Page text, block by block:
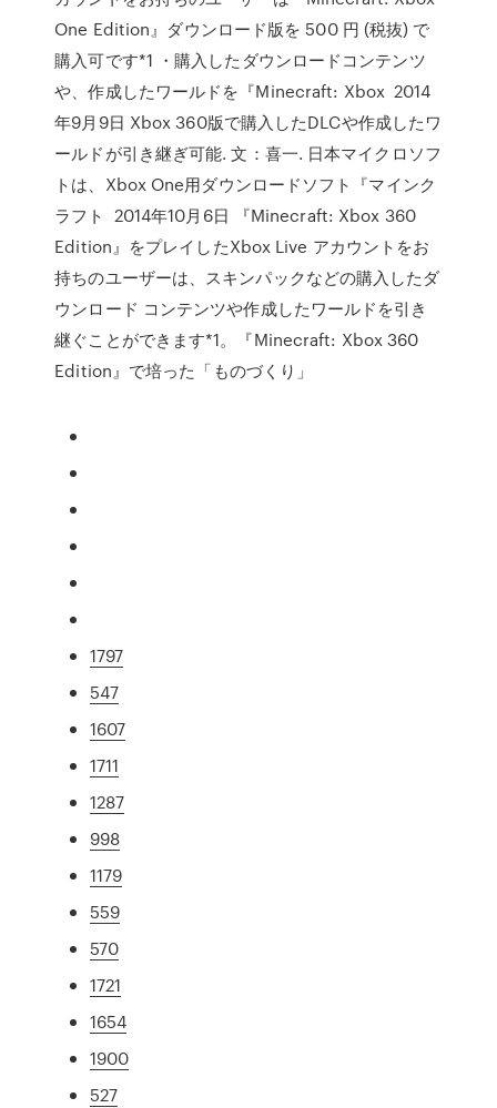
One Edition』ダウンロード版を 500 円 (税抜) で
購入可です*1 ・購入したダウンロードコンテンツ
や、作成したワールドを『Minecraft: Xbox 2014
年9月9日 Xbox 360版で購入したDLCや作成したワ
ールドが引き継ぎ可能. 文：喜一. 日本マイクロソフ
トは、Xbox One用ダウンロードソフト『マインク
ラフト 2014年10月6日 『Minecraft: Xbox 360
Edition』をプレイしたXbox Live アカウントをお
持ちのユーザーは、スキンパックなどの購入したダ
ウンロード コンテンツや作成したワールドを引き
継ぐことができます*1。『Minecraft: Xbox 360
Edition』で培った「ものづくり」
1797
547
1607
1711
1287
998
1179
559
570
1721
1654
1900
527